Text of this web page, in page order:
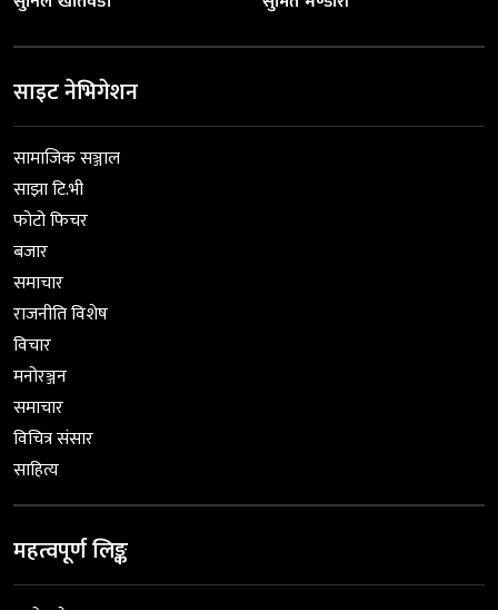
साइट नेभिगेशन
सामाजिक सञ्जाल
साझा टि.भी
फोटो फिचर
बजार
समाचार
राजनीति विशेष
विचार
मनोरञ्जन
समाचार
विचित्र संसार
साहित्य
महत्वपूर्ण लिङ्क